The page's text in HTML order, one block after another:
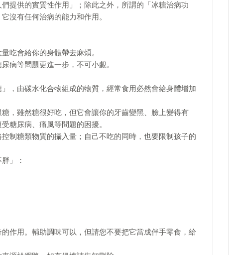
提供的實質性作用」；除此之外，所謂的「冰糖治病功
沒有任何治病的能力和作用。
吃會給你的身體帶去麻煩。
病等問題更進一步，不可小覷。
，由碳水化合物組成的物質，經常食用必然會給身體增加
，雖然糖很好吃，但它會讓你的牙齒變黑、臉上變得有
糖尿病、痛風等問題的困擾。
制糖類物質的攝入量；自己不吃的同時，也要限制孩子的
」：
作用。輔助調味可以，但請您不要把它當成伴手零食，給